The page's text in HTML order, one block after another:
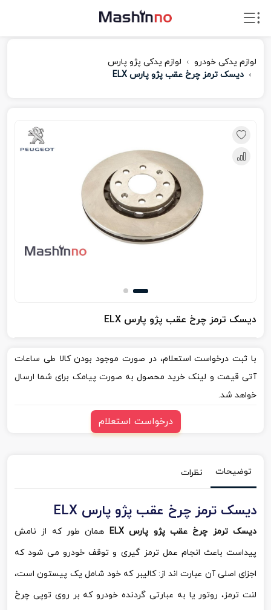
لوازم یدکی خودرو
لوازم یدکی پژو پارس
دیسک ترمز چرخ عقب پژو پارس ELX
دیسک ترمز چرخ عقب پژو پارس ELX
با ثبت درخواست استعلام، در صورت موجود بودن کالا طی ساعات
آتی قیمت و لینک خرید محصول به صورت پیامک برای شما ارسال
خواهد شد.
درخواست استعلام
توضیحات نظرات
دیسک ترمز چرخ عقب پژو پارس ELX
دیسک ترمز چرخ عقب پژو پارس ELX
همان طور که از نامش
پیداست باعث انجام عمل ترمز گیری و توقف خودرو می شود که
اجزای اصلی آن عبارت اند از: کالیبر که خود شامل یک پیستون است،
لنت ترمز، روتور یا به عبارتی گردنده خودرو که بر روی توپی چرخ